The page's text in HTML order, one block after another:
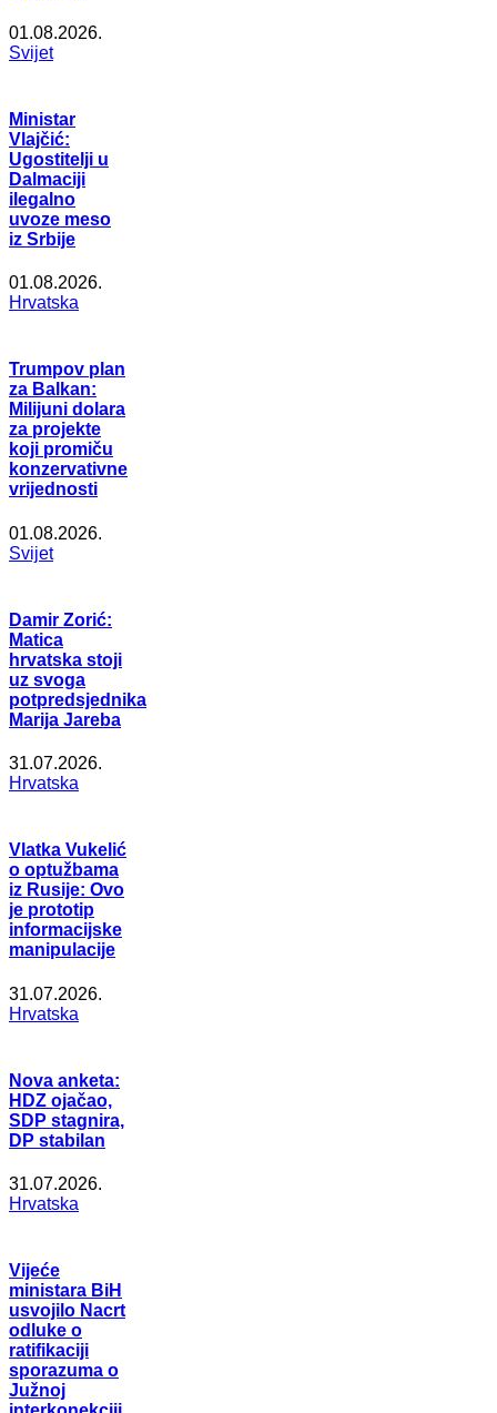
01.08.2026.
Svijet
Ministar
Vlajčić:
Ugostitelji u
Dalmaciji
ilegalno
uvoze meso
iz Srbije
01.08.2026.
Hrvatska
Trumpov plan
za Balkan:
Milijuni dolara
za projekte
koji promiču
konzervativne
vrijednosti
01.08.2026.
Svijet
Damir Zorić:
Matica
hrvatska stoji
uz svoga
potpredsjednika
Marija Jareba
31.07.2026.
Hrvatska
Vlatka Vukelić
o optužbama
iz Rusije: Ovo
je prototip
informacijske
manipulacije
31.07.2026.
Hrvatska
Nova anketa:
HDZ ojačao,
SDP stagnira,
DP stabilan
31.07.2026.
Hrvatska
Vijeće
ministara BiH
usvojilo Nacrt
odluke o
ratifikaciji
sporazuma o
Južnoj